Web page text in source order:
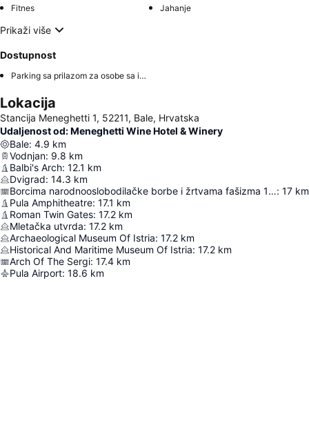
Fitnes Jahanje
Prikaži više
Dostupnost
Parking sa prilazom za osobe sa invaliditetom
Lokacija
Stancija Meneghetti 1, 52211, Bale, Hrvatska
Udaljenost od: Meneghetti Wine Hotel & Winery
Bale: 4.9 km
Vodnjan: 9.8 km
Balbi's Arch: 12.1 km
Dvigrad: 14.3 km
Borcima narodnooslobodilačke borbe i žrtvama fašizma 1941-1945: 17 km
Pula Amphitheatre: 17.1 km
Roman Twin Gates: 17.2 km
Mletačka utvrda: 17.2 km
Archaeological Museum Of Istria: 17.2 km
Historical And Maritime Museum Of Istria: 17.2 km
Arch Of The Sergi: 17.4 km
Pula Airport: 18.6 km